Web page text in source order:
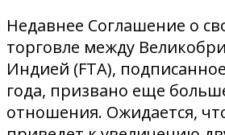
Недавнее Соглашение о
торговле между
Индией (FTA),
года, призвано еще
отношения. Ожидается,